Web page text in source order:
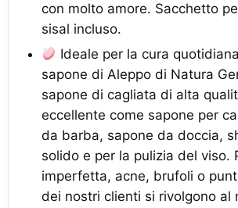
con molto amore. Sacchetto
sisal incluso.
Ideale per la cura
sapone di Aleppo di Natura
sapone di cagliata di alta
eccellente come sapone per
da barba, sapone da doccia,
solido e per la pulizia del viso.
imperfetta, acne, brufoli o
dei nostri clienti si rivolgono al